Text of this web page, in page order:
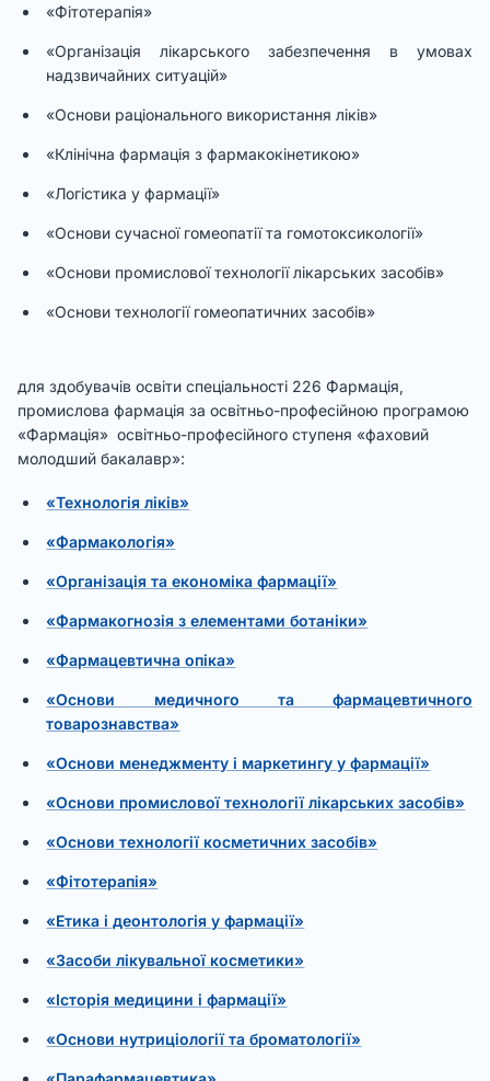
«Фітотерапія»
«Організація лікарського забезпечення в умовах
надзвичайних ситуацій»
«Основи раціонального використання ліків»
«Клінічна фармація з фармакокінетикою»
«Логістика у фармації»
«Основи сучасної гомеопатії та гомотоксикології»
«Основи промислової технології лікарських засобів»
«Основи технології гомеопатичних засобів»
для здобувачів освіти спеціальності 226 Фармація,
промислова фармація за освітньо-професійною програмою
«Фармація» освітньо-професійного ступеня «фаховий
молодший бакалавр»:
«Технологія ліків»
«Фармакологія»
«Організація та економіка фармації»
«Фармакогнозія з елементами ботаніки»
«Фармацевтична опіка»
«Основи медичного та фармацевтичного
товарознавства»
«Основи менеджменту і маркетингу у фармації»
«Основи промислової технології лікарських засобів»
«Основи технології косметичних засобів»
«Фітотерапія»
«Етика і деонтологія у фармації»
«Засоби лікувальної косметики»
«Історія медицини і фармації»
«Основи нутриціології та броматології»